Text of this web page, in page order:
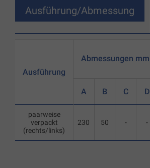
Ausführung/Abmessung
Ausführung
paarweise
verpackt
(rechts/links)
Abmessungen mm
A B C D
230 50 - -